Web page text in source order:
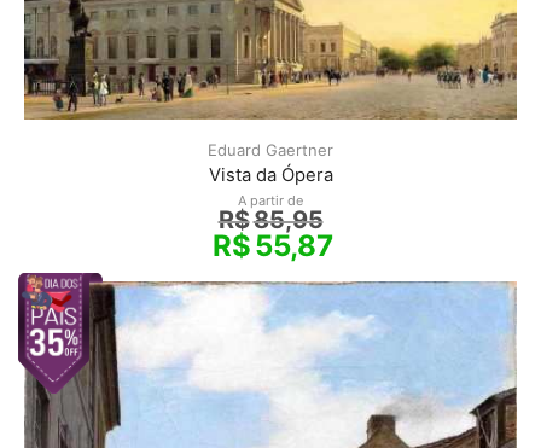
Eduard Gaertner
Vista da Ópera
A partir de
R$85,95
R$55,87